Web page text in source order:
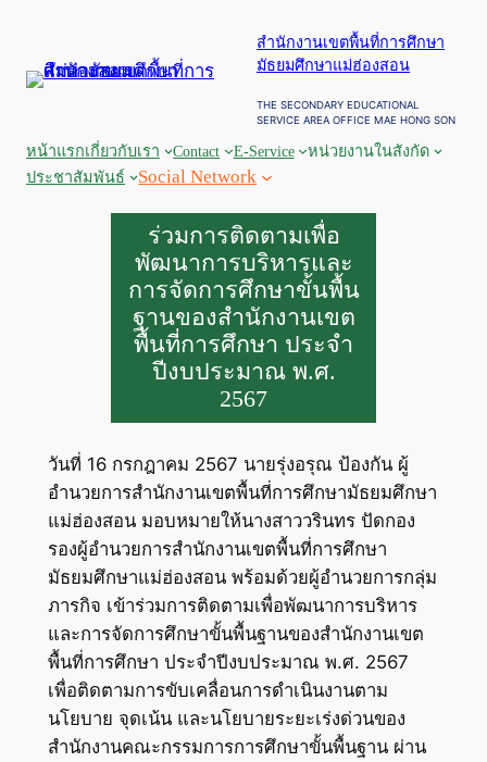
สำนักงานเขตพื้นที่การศึกษา
มัธยมศึกษาแม่ฮ่องสอน
THE SECONDARY EDUCATIONAL
SERVICE AREA OFFICE MAE HONG SON
หน้าแรกเกี่ยวกับเรา Contact E-Service
หน่วยงานในสังกัด
ประชาสัมพันธ์
Social Network
ร่วมการติดตามเพื่อ
พัฒนาการบริหารและ
การจัดการศึกษาขั้นพื้น
ฐานของสำนักงานเขต
พื้นที่การศึกษา ประจำ
ปีงบประมาณ พ.ศ.
2567
วันที่ 16 กรกฎาคม 2567 นายรุ่งอรุณ ป้องกัน ผู้
อำนวยการสำนักงานเขตพื้นที่การศึกษามัธยมศึกษา
แม่ฮ่องสอน มอบหมายให้นางสาววรินทร ปัดกอง
รองผู้อำนวยการสำนักงานเขตพื้นที่การศึกษา
มัธยมศึกษาแม่ฮ่องสอน พร้อมด้วยผู้อำนวยการกลุ่ม
ภารกิจ เข้าร่วมการติดตามเพื่อพัฒนาการบริหาร
และการจัดการศึกษาขั้นพื้นฐานของสำนักงานเขต
พื้นที่การศึกษา ประจำปีงบประมาณ พ.ศ. 2567
เพื่อติดตามการขับเคลื่อนการดำเนินงานตาม
นโยบาย จุดเน้น และนโยบายระยะเร่งด่วนของ
สำนักงานคณะกรรมการการศึกษาขั้นพื้นฐาน ผ่าน